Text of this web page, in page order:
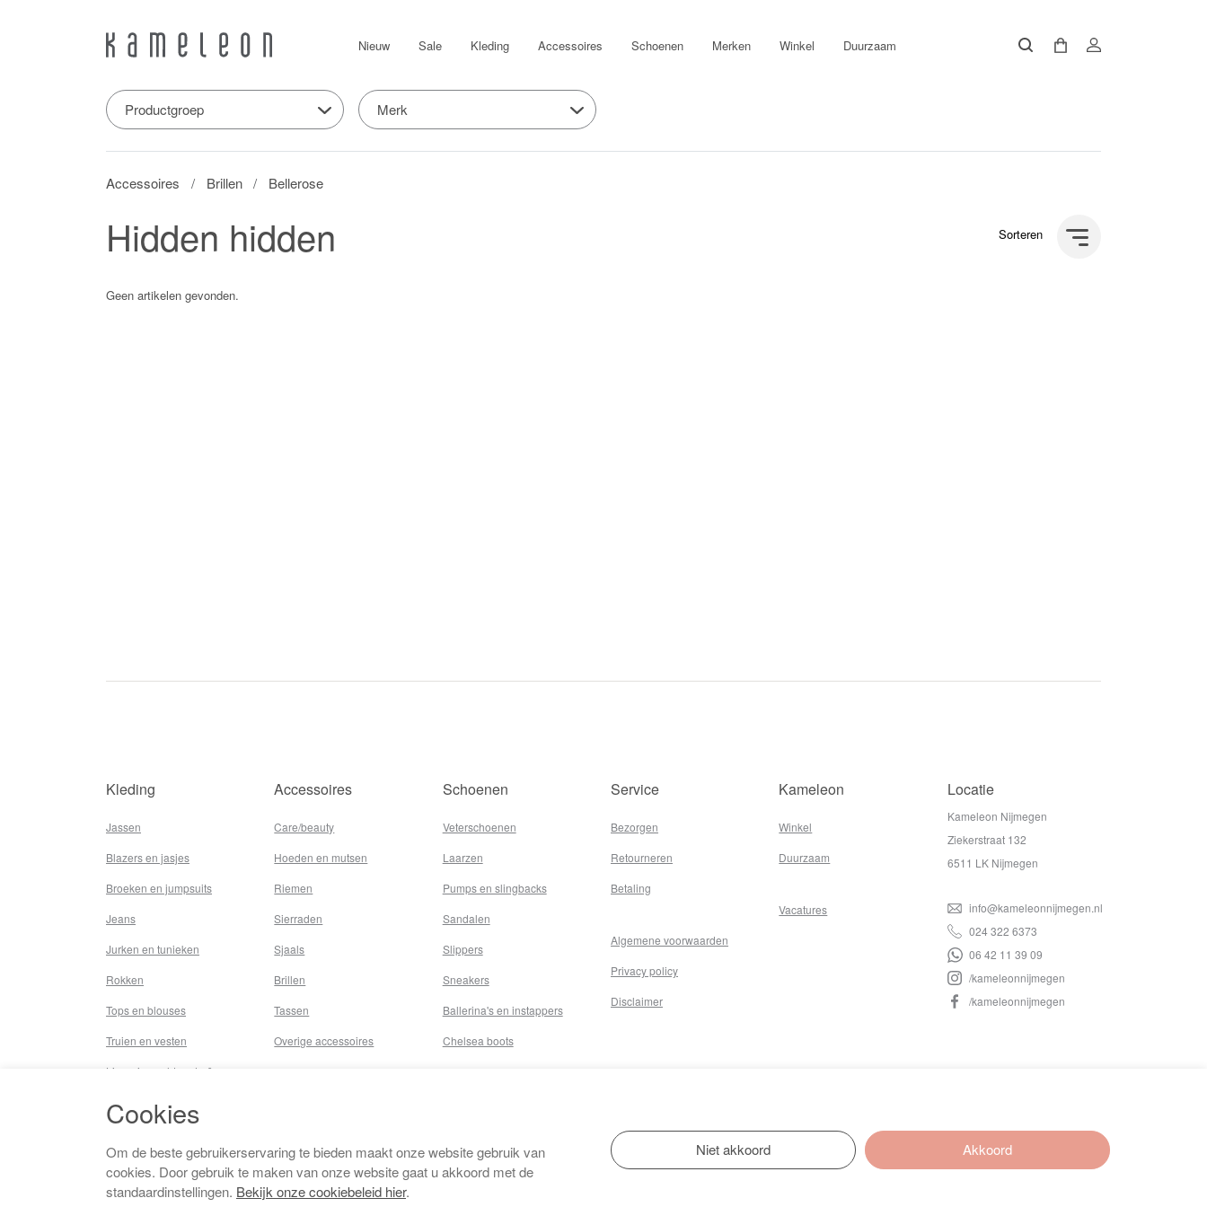
Nieuw Sale Kleding Accessoires Schoenen Merken Winkel Duurzaam
Productgroep Merk
Accessoires Brillen Bellerose
Hidden hidden Sorteren
Geen artikelen gevonden.
Kleding
Jassen
Blazers en jasjes
Broeken en jumpsuits
Jeans
Jurken en tunieken
Rokken
Tops en blouses
Truien en vesten
Lingerie,nachtmode &
Badkleding
Beenmode
Vermaakkosten
Accessoires
Care/beauty
Hoeden en mutsen
Riemen
Sierraden
Sjaals
Brillen
Tassen
Overige accessoires
Schoenen
Veterschoenen
Laarzen
Pumps en slingbacks
Sandalen
Slippers
Sneakers
Ballerina's en instappers
Chelsea boots
Service
Bezorgen
Retourneren
Betaling
Algemene voorwaarden
Privacy policy
Disclaimer
Kameleon
Winkel
Duurzaam
Vacatures
Locatie
Kameleon Nijmegen
Ziekerstraat 132
6511 LK Nijmegen
info@kameleonnijmegen.nl
024 322 6373
06 42 11 39 09
/kameleonnijmegen
/kameleonnijmegen
Cookies
Om de beste gebruikerservaring te bieden maakt onze website gebruik van
cookies. Door gebruik te maken van onze website gaat u akkoord met de
standaardinstellingen. Bekijk onze cookiebeleid hier.